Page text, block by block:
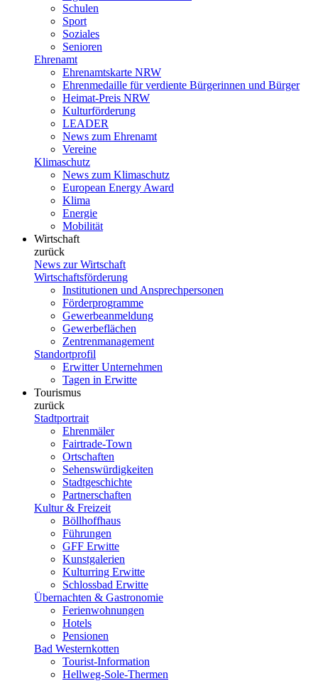
Schulen
Sport
Soziales
Senioren
Ehrenamt
Ehrenamtskarte NRW
Ehrenmedaille für verdiente Bürgerinnen und Bürger
Heimat-Preis NRW
Kulturförderung
LEADER
News zum Ehrenamt
Vereine
Klimaschutz
News zum Klimaschutz
European Energy Award
Klima
Energie
Mobilität
Wirtschaft
zurück
News zur Wirtschaft
Wirtschaftsförderung
Institutionen und Ansprechpersonen
Förderprogramme
Gewerbeanmeldung
Gewerbeflächen
Zentrenmanagement
Standortprofil
Erwitter Unternehmen
Tagen in Erwitte
Tourismus
zurück
Stadtportrait
Ehrenmäler
Fairtrade-Town
Ortschaften
Sehenswürdigkeiten
Stadtgeschichte
Partnerschaften
Kultur & Freizeit
Böllhoffhaus
Führungen
GFF Erwitte
Kunstgalerien
Kulturring Erwitte
Schlossbad Erwitte
Übernachten & Gastronomie
Ferienwohnungen
Hotels
Pensionen
Bad Westernkotten
Tourist-Information
Hellweg-Sole-Thermen